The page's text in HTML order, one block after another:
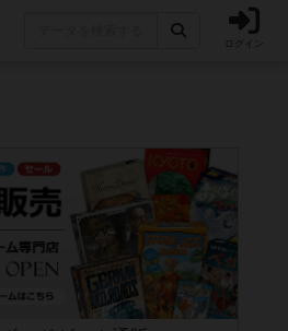
ログイン